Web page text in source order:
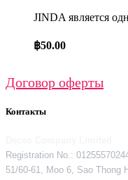
JINDA является
฿50.00
Договор оферты
Контакты
Registration No.:
51/60-61, Moo 6, Sao Thong